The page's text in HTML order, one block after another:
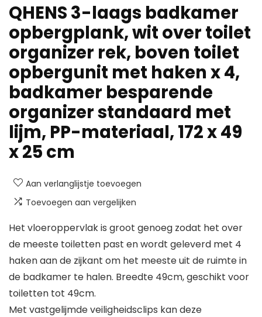
QHENS 3-laags badkamer
opbergplank, wit over toilet
organizer rek, boven toilet
opbergunit met haken x 4,
badkamer besparende
organizer standaard met
lijm, PP-materiaal, 172 x 49
x 25 cm
Aan verlanglijstje toevoegen
Toevoegen aan vergelijken
Het vloeroppervlak is groot genoeg zodat het over
de meeste toiletten past en wordt geleverd met 4
haken aan de zijkant om het meeste uit de ruimte in
de badkamer te halen. Breedte 49cm, geschikt voor
toiletten tot 49cm.
Met vastgelijmde veiligheidsclips kan deze